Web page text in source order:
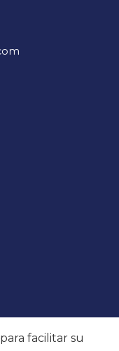
facilitar su